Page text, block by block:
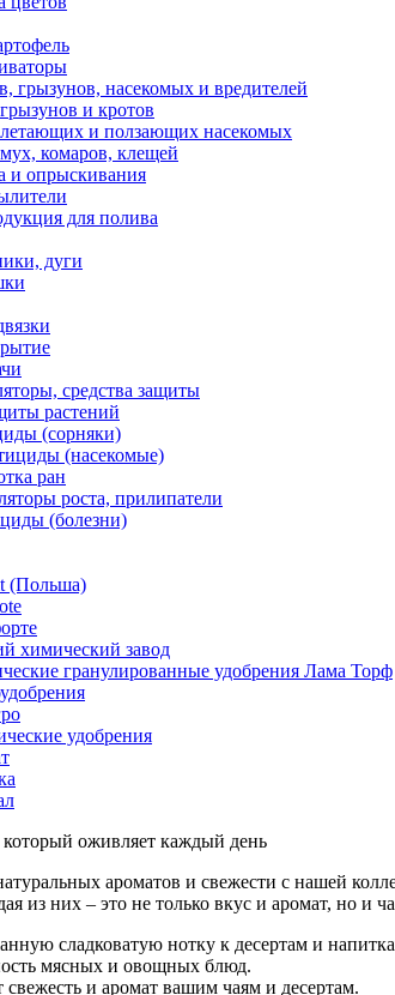
грызунов, насекомых и вредителей
и кротов
летающих и ползающих насекомых
комаров, клещей
и опрыскивания
для полива
дуги
средства защиты
растений
(сорняки)
(насекомые)
ран
роста, прилипатели
(болезни)
(Польша)
химический завод
гранулированные удобрения Лама Торф
удобрения
оживляет каждый день
ароматов и свежести с нашей
из них – это не только вкус и аромат, но и
сладковатую нотку к десертам и
мясных и овощных блюд.
и аромат вашим чаям и десертам.